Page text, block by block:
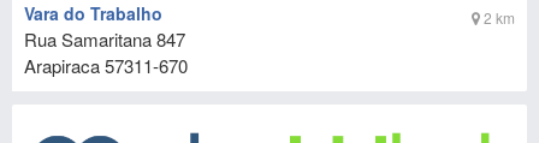
2 km
Vara do Trabalho
Rua Samaritana 847
Arapiraca57311-670